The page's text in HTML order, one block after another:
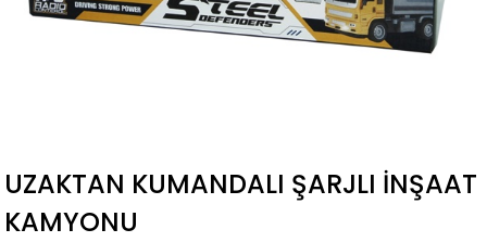
UZAKTAN KUMANDALI ŞARJLI İNŞAAT
KAMYONU